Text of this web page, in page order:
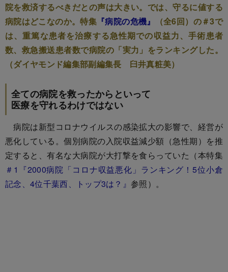
院を救済するべきだとの声は大きい。では、守るに値する
病院はどこなのか。特集 『病院の危機』
（全6回）の＃3で
は、重篤な患者を治療する急性期での収益力、手術患者
数、救急搬送患者数で病院の「実力」をランキングした。
（ダイヤモンド編集部副編集長 臼井真粧美）
全ての病院を救ったからといって
医療を守れるわけではない
病院は新型コロナウイルスの感染拡大の影響で、経営が
悪化している。個別病院の入院収益減少額（急性期）を推
定すると、有名な大病院が大打撃を食らっていた（本特集
＃1『2000病院「コロナ収益悪化」ランキング！5位小倉
記念、4位千葉西、トップ3は？』参照）。